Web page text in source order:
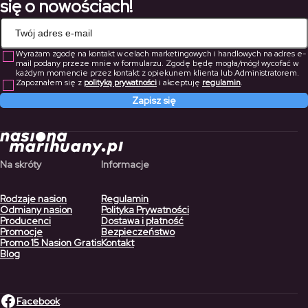
się o nowościach!
Wyrażam zgodę na kontakt w celach marketingowych i handlowych na adres e-
mail podany przeze mnie w formularzu. Zgodę będę mogła/mógł wycofać w
każdym momencie przez kontakt z opiekunem klienta lub Administratorem.
Zapoznałem się z polityką prywatnościi akceptuję regulamin.
Zapisz się
Na skróty
Rodzaje nasion
Odmiany nasion
Producenci
Promocje
Promo 15 Nasion Gratis
Blog
Informacje
Regulamin
Polityka Prywatności
Dostawa i płatność
Bezpieczeństwo
Kontakt
Facebook